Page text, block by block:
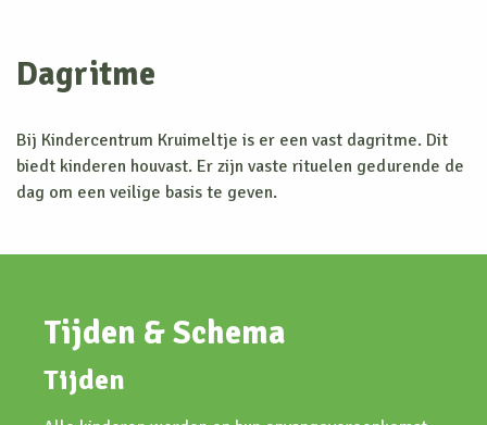
Dagritme
Bij Kindercentrum Kruimeltje is er een vast dagritme. Dit
biedt kinderen houvast. Er zijn vaste rituelen gedurende de
dag om een veilige basis te geven.
Tijden & Schema
Tijden